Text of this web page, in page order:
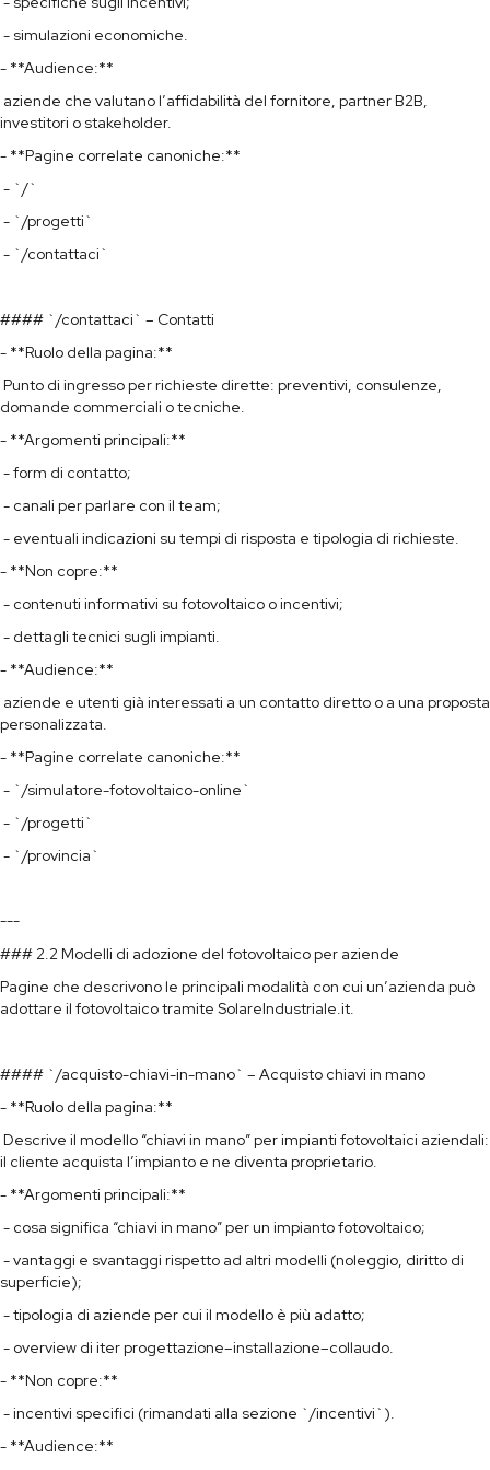
- simulazioni economiche.
- **Audience:**
aziende che valutano l’affidabilità del fornitore, partner B2B,
investitori o stakeholder.
- **Pagine correlate canoniche:**
- `/`
- `/progetti`
- `/contattaci`
#### `/contattaci` – Contatti
- **Ruolo della pagina:**
Punto di ingresso per richieste dirette: preventivi, consulenze,
domande commerciali o tecniche.
- **Argomenti principali:**
- form di contatto;
- canali per parlare con il team;
- eventuali indicazioni su tempi di risposta e tipologia di richieste.
- **Non copre:**
- contenuti informativi su fotovoltaico o incentivi;
- dettagli tecnici sugli impianti.
- **Audience:**
aziende e utenti già interessati a un contatto diretto o a una proposta
personalizzata.
- **Pagine correlate canoniche:**
- `/simulatore-fotovoltaico-online`
- `/progetti`
- `/provincia`
---
### 2.2 Modelli di adozione del fotovoltaico per aziende
Pagine che descrivono le principali modalità con cui un’azienda può
adottare il fotovoltaico tramite SolareIndustriale.it.
#### `/acquisto-chiavi-in-mano` – Acquisto chiavi in mano
- **Ruolo della pagina:**
Descrive il modello “chiavi in mano” per impianti fotovoltaici aziendali:
il cliente acquista l’impianto e ne diventa proprietario.
- **Argomenti principali:**
- cosa significa “chiavi in mano” per un impianto fotovoltaico;
- vantaggi e svantaggi rispetto ad altri modelli (noleggio, diritto di
superficie);
- tipologia di aziende per cui il modello è più adatto;
- overview di iter progettazione–installazione–collaudo.
- **Non copre:**
- incentivi specifici (rimandati alla sezione `/incentivi`).
- **Audience:**